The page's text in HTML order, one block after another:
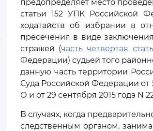
предопределяет место
статьи 152 УПК Российской
ходатайств об избрании в
пресечения в виде
стражей (часть четвертая
Федерации) судьей того
данную часть территории
Суда Российской Федерации от
О и от 29 сентября 2015 года N
В случаях, когда
следственным органом,